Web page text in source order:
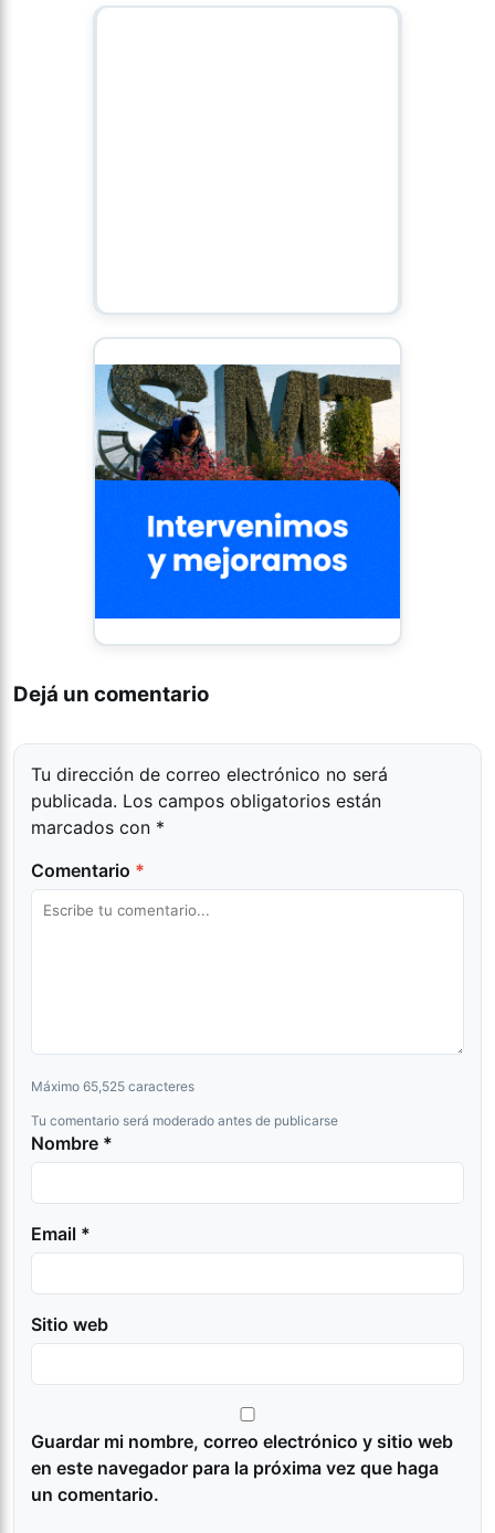
Dejá un comentario
Tu dirección de correo electrónico no será
publicada. Los campos obligatorios están
marcados con *
Comentario *
Máximo 65,525 caracteres
Tu comentario será moderado antes de publicarse
Nombre *
Email *
Sitio web
Guardar mi nombre, correo electrónico y sitio web
en este navegador para la próxima vez que haga
un comentario.